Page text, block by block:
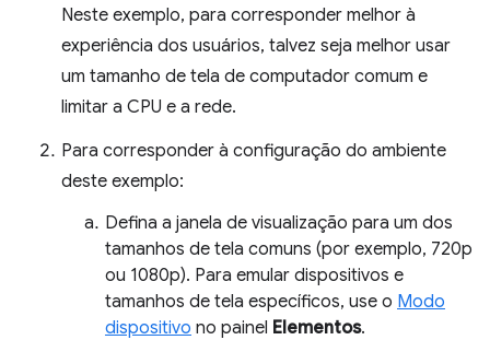
Neste exemplo, para corresponder melhor à
experiência dos usuários, talvez seja melhor usar
um tamanho de tela de computador comum e
limitar a CPU e a rede.
Para corresponder à configuração do ambiente
deste exemplo:
Defina a janela de visualização para um dos
tamanhos de tela comuns (por exemplo, 720p
ou 1080p). Para emular dispositivos e
tamanhos de tela específicos, use o Modo
dispositivo no painel Elementos.